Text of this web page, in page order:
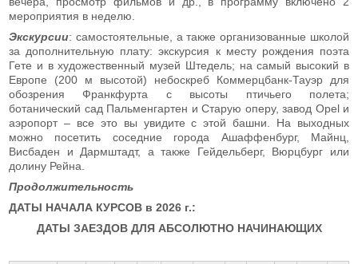
мероприятия в неделю.
Экскурсии: самостоятельные, а также организованные школой
за дополнительную плату: экскурсия к месту рождения поэта
Гете и в художественный музей Штедель; на самый высокий в
Европе (200 м высотой) небоскреб Коммерцбанк-Тауэр для
обозрения Франкфурта с высоты птичьего полета;
ботанический сад Пальменгартен и Старую оперу, завод Opel и
аэропорт – все это вы увидите с этой башни. На выходных
можно посетить соседние города Ашаффенбург, Майнц,
Висбаден и Дармштадт, а также Гейдельберг, Вюрцбург или
долину Рейна.
Продолжительность
ДАТЫ НАЧАЛА КУРСОВ в 2026 г.:
ДАТЫ ЗАЕЗДОВ ДЛЯ АБСОЛЮТНО НАЧИНАЮЩИХ